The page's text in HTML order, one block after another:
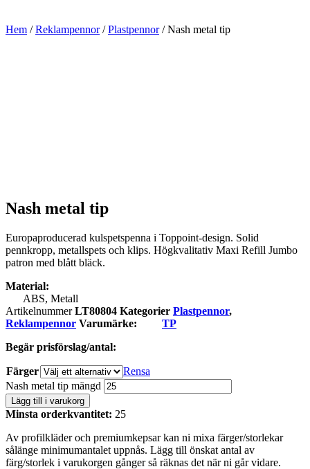
Hem /Reklampennor/Plastpennor/ Nash metal tip
Nash metal tip
Europaproducerad kulspetspenna i Toppoint-design. Solid
pennkropp, metallspets och klips. Högkvalitativ Maxi Refill Jumbo
patron med blått bläck.
Material:
ABS, Metall
ArtikelnummerLT80804 Kategorier Plastpennor,
Reklampennor Varumärke:
TP
Begär prisförslag/antal:
Färger
Rensa
Nash metal tip mängd
Lägg till i varukorg
Minsta orderkvantitet: 25
Av profilkläder och premiumkepsar kan ni mixa färger/storlekar
sålänge minimumantalet uppnås. Lägg till önskat antal av
färg/storlek i varukorgen gånger så räknas det när ni går vidare.